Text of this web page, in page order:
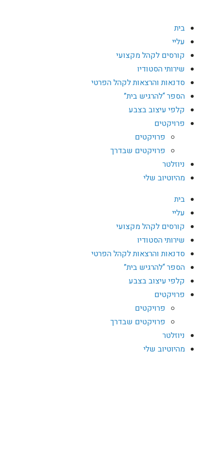
בית
עליי
קורסים לקהל מקצועי
שירותי הסטודיו
סדנאות והרצאות לקהל הפרטי
הספר “להרגיש בית”
קלפי עיצוב בצבע
פרויקטים
פרויקטים
פרויקטים שבדרך
ניוזלטר
מהיוטיוב שלי
בית
עליי
קורסים לקהל מקצועי
שירותי הסטודיו
סדנאות והרצאות לקהל הפרטי
הספר “להרגיש בית”
קלפי עיצוב בצבע
פרויקטים
פרויקטים
פרויקטים שבדרך
ניוזלטר
מהיוטיוב שלי